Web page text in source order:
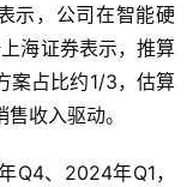
示，公司在智能硬
海证券表示，推算
案占比约1/3，估算
收入驱动。
Q4、2024年Q1，